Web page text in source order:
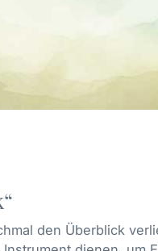
den Überblick